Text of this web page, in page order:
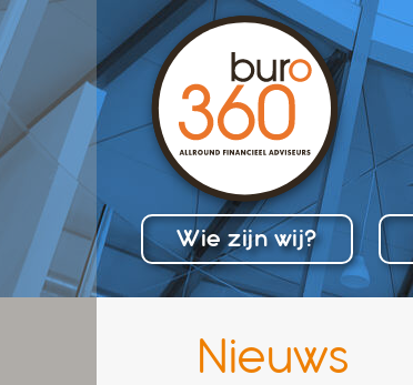
Skip
to
content
Wie zijn wij?
Nieuws